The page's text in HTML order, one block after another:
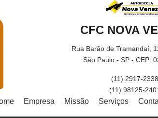
CFC NOVA
Rua Barão de Tramandaí,
São Paulo - SP - CEP:
(11) 2917-2338
(11) 98125-
Empresa Missão Serviços